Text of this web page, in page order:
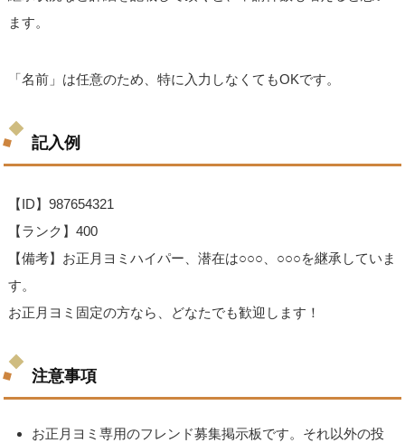
ます。
「名前」は任意のため、特に入力しなくてもOKです。
記入例
【ID】987654321
【ランク】400
【備考】お正月ヨミハイパー、潜在は○○○、○○○を継承していま
す。
お正月ヨミ固定の方なら、どなたでも歓迎します！
注意事項
お正月ヨミ専用のフレンド募集掲示板です。それ以外の投